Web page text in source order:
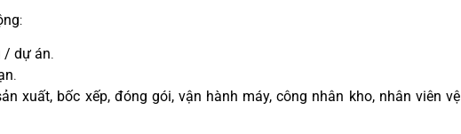
:
/ dự án.
.
xuất, bốc xếp, đóng gói, vận hành máy, công nhân kho, nhân viên vệ